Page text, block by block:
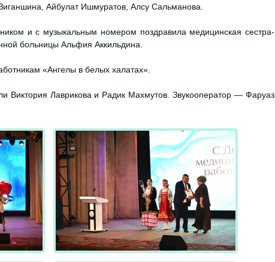
Айбулат Ишмуратов, Алсу Сальманова.
и с музыкальным номером поздравила медицинская сестра-
больницы Альфия Аккильдина.
«Ангелы в белых халатах».
Виктория Лаврикова и Радик Махмутов. Звукооператор — Фаруаз